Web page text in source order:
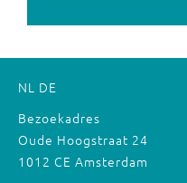
NL DE
Bezoekadres
Oude Hoogstraat 24
1012 CE Amsterdam